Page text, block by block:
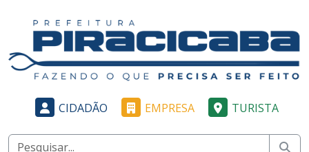
CIDADÃO EMPRESA TURISTA